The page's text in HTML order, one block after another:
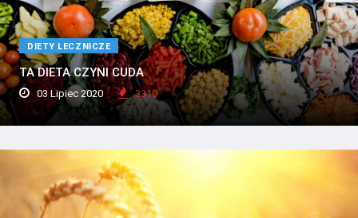
DIETY LECZNICZE
TA DIETA CZYNI CUDA
03 Lipiec 2020 3310